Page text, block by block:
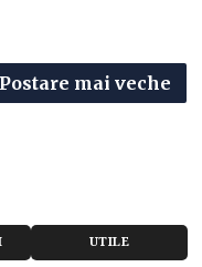
Postare mai veche
UTILE